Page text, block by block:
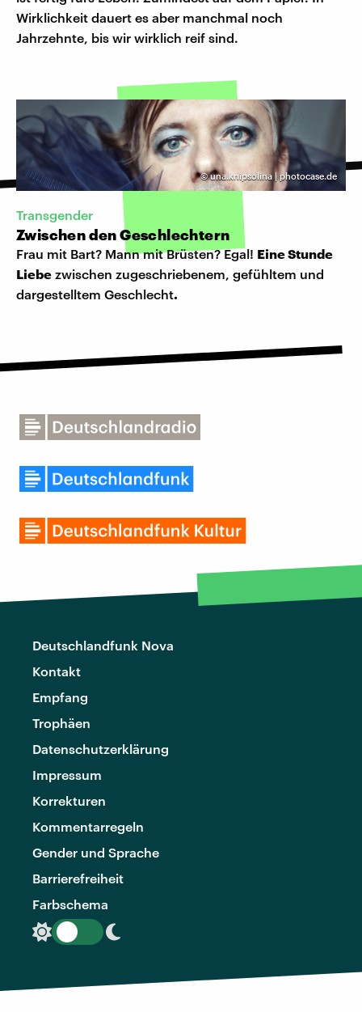
Wirklichkeit dauert es aber manchmal noch
Jahrzehnte, bis wir wirklich reif sind.
©una.knipsolina | photocase.de
Transgender
Zwischen den Geschlechtern
Frau mit Bart? Mann mit Brüsten? Egal! Eine Stunde
Liebe zwischen zugeschriebenem, gefühltem und
dargestelltem Geschlecht.
Deutschlandfunk Nova
Kontakt
Empfang
Trophäen
Datenschutzerklärung
Impressum
Korrekturen
Kommentarregeln
Gender und Sprache
Barrierefreiheit
Farbschema